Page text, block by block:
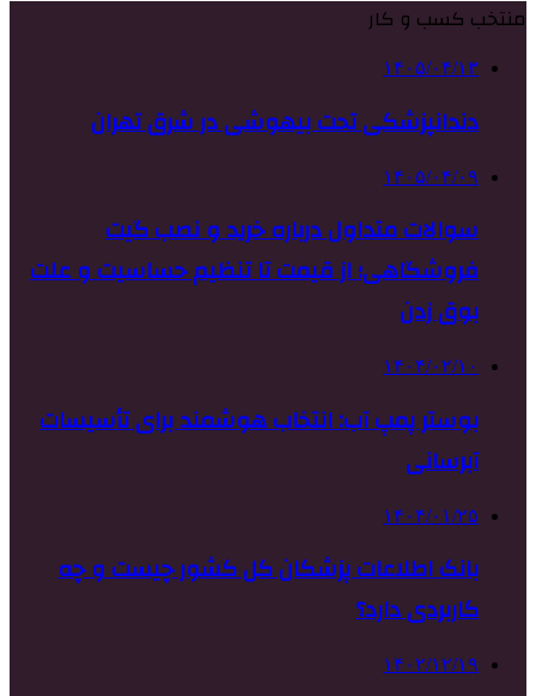
منتخب کسب و کار
۱۴۰۵/۰۴/۱۳
دندانپزشکی تحت بیهوشی در شرق تهران
۱۴۰۵/۰۴/۰۹
سوالات متداول درباره خرید و نصب گیت
فروشگاهی؛ از قیمت تا تنظیم حساسیت و علت
بوق زدن
۱۴۰۴/۰۲/۱۰
بوستر پمپ آب: انتخاب هوشمند برای تأسیسات
آبرسانی
۱۴۰۴/۰۱/۲۵
بانک اطلاعات پزشکان کل کشور چیست و چه
کاربردی دارد؟
۱۴۰۲/۱۲/۱۹